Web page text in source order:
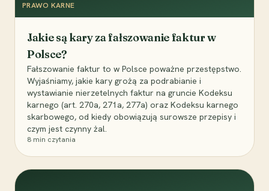
PRAWO KARNE
Jakie są kary za fałszowanie faktur w
Polsce?
Fałszowanie faktur to w Polsce poważne przestępstwo.
Wyjaśniamy, jakie kary grożą za podrabianie i
wystawianie nierzetelnych faktur na gruncie Kodeksu
karnego (art. 270a, 271a, 277a) oraz Kodeksu karnego
skarbowego, od kiedy obowiązują surowsze przepisy i
czym jest czynny żal.
8 min czytania